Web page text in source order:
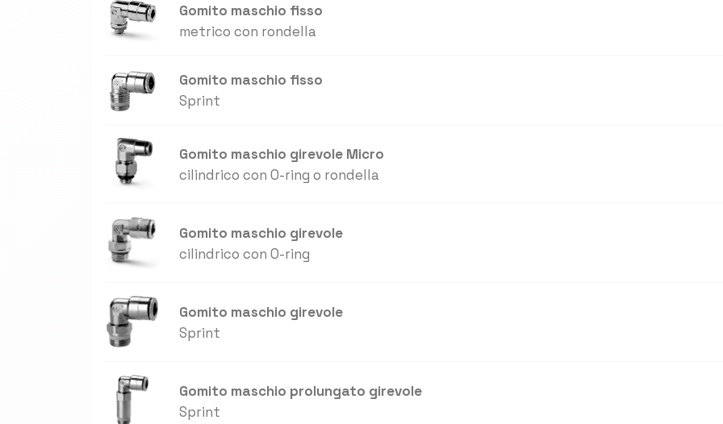
Gomito maschio fisso
metrico con rondella
Gomito maschio fisso
Sprint
Gomito maschio girevole Micro
cilindrico con O-ring o rondella
Gomito maschio girevole
cilindrico con O-ring
Gomito maschio girevole
Sprint
Gomito maschio prolungato girevole
Sprint